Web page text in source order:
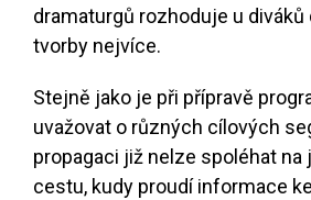
dramaturgů rozhoduje u
tvorby nejvíce.
Stejně jako je při přípravě
uvažovat o různých cílových
propagaci již nelze spoléhat na
cestu, kudy proudí informace